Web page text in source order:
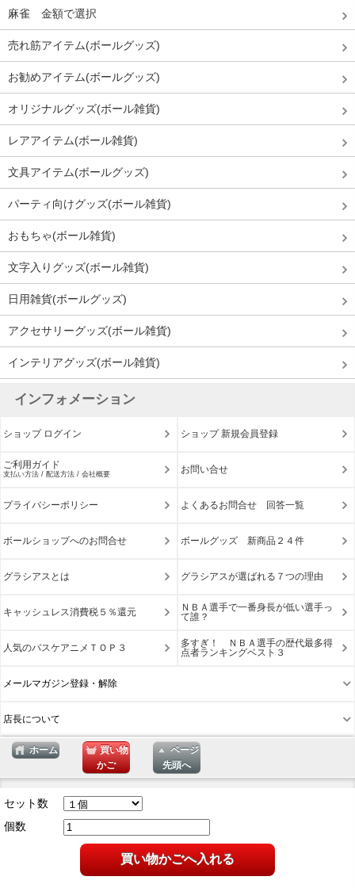
セット数
個数
買い物かごへ入れる
麻雀 金額で選択
売れ筋アイテム(ボールグッズ)
お勧めアイテム(ボールグッズ)
オリジナルグッズ(ボール雑貨)
レアアイテム(ボール雑貨)
文具アイテム(ボールグッズ)
パーティ向けグッズ(ボール雑貨)
おもちゃ(ボール雑貨)
文字入りグッズ(ボール雑貨)
日用雑貨(ボールグッズ)
アクセサリーグッズ(ボール雑貨)
インテリアグッズ(ボール雑貨)
インフォメーション
ショップ ログイン ショップ 新規会員登録
ご利用ガイド
支払い方法 / 配送方法 / 会社概要 お問い合せ
プライバシーポリシー よくあるお問合せ 回答一覧
ボールショップへのお問合せ ボールグッズ 新商品２４件
グラシアスとは グラシアスが選ばれる７つの理由
キャッシュレス消費税５％還元
ＮＢＡ選手で一番身長が低い選手っ
て誰？
人気のバスケアニメＴＯＰ３
多すぎ！ ＮＢＡ選手の歴代最多得
点者ランキングベスト３
メールマガジン登録・解除
店長について
ホーム
買い物
かご
ページ
先頭へ
表示切替 : スマートフォン |